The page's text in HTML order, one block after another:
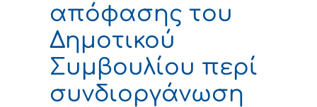
απόφασης του
Δημοτικού
Συμβουλίου περί
συνδιοργάνωση